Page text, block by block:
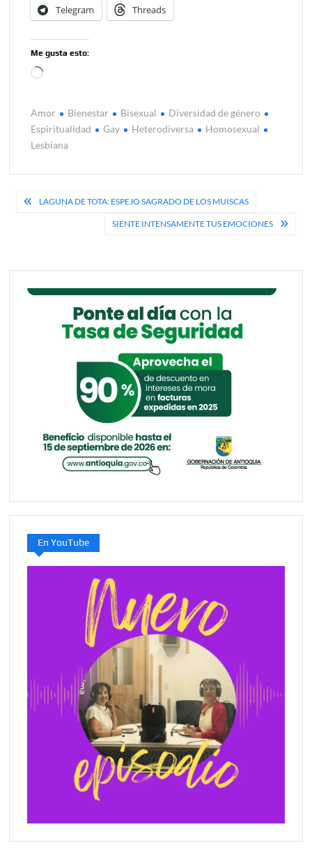
Telegram Threads
Me gusta esto:
Cargando...
Amor Bienestar Bisexual
Diversidad de género
Espiritualidad
Gay Heterodiversa
Homosexual
Lesbiana
Navegación
LAGUNA DE TOTA: ESPEJO SAGRADO DE LOS MUISCAS
SIENTE INTENSAMENTE TUS EMOCIONES
En YouTube